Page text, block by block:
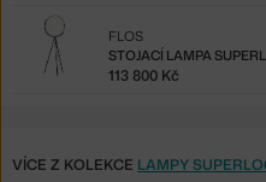
STOJACÍ LAMPA
FLOS
113 800 Kč
VÍCE Z KOLEKCE LAMPY